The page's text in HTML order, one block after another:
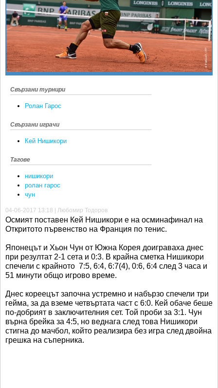
SOFIA OPEN
КЛУБОВЕ
ВИДЕО
ЖЪЛТО
РАКЕТНИ
Ретро
Спорт&Фитнес
Любители
Свързани турнири
Ролан Гарос
Свързани играчи
Кей Нишикори
Тагове
нишикори
ролан гарос
чун
04-06-2017 13:18 | Любомир Тодоров
Осмият поставен Кей Нишикори е на осминафинал на
Откритото първенство на Франция по тенис.
Японецът и Хьон Чун от Южна Корея доиграваха днес
при резултат 2-1 сета и 0:3. В крайна сметка Нишикори
спечели с крайното 7:5, 6:4, 6:7(4), 0:6, 6:4 след 3 часа и
51 минути общо игрово време.
Днес кореецът започна устремно и набързо спечели три
гейма, за да вземе четвъртата част с 6:0. Кей обаче беше
по-добрият в заключителния сет. Той проби за 3:1. Чун
върна брейка за 4:5, но веднага след това Нишикори
стигна до мачбол, който реализира без игра след двойна
грешка на съперника.